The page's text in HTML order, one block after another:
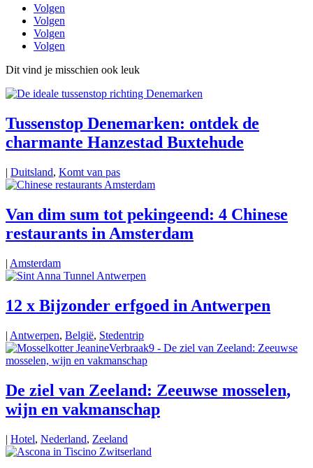
Volgen
Volgen
Volgen
Volgen
Dit vind je misschien ook leuk
Tussenstop Denemarken: ontdek de
charmante Hanzestad Buxtehude
| Duitsland, Komt van pas
Van dim sum tot pekingeend: 4 Chinese
restaurants in Amsterdam
| Amsterdam
12 x Bijzonder erfgoed in Antwerpen
| Antwerpen, België, Stedentrip
De ziel van Zeeland: Zeeuwse mosselen,
wijn en vakmanschap
| Hotel, Nederland, Zeeland